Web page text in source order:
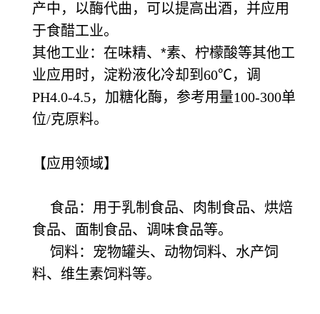
产中，以酶代曲，可以提高出酒，并应用
于食醋工业。
其他工业：在味精、*素、柠檬酸等其他工
业应用时，淀粉液化冷却到 60℃，调
PH4.0-4.5，加糖化酶，参考用量100-300单
位/克原料。
【应用领域】
食品：用于乳制食品、肉制食品、烘焙
食品、面制食品、调味食品等。
饲料：宠物罐头、动物饲料、水产饲
料、维生素饲料等。